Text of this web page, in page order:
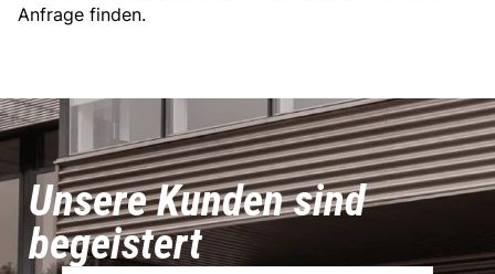
Anfrage finden.
Unsere Kunden sind
begeistert